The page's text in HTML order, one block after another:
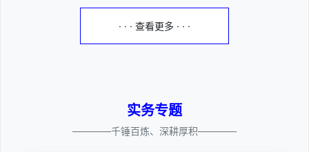
· · · 查看更多 · · ·
实务专题
————千锤百炼、深耕厚积————